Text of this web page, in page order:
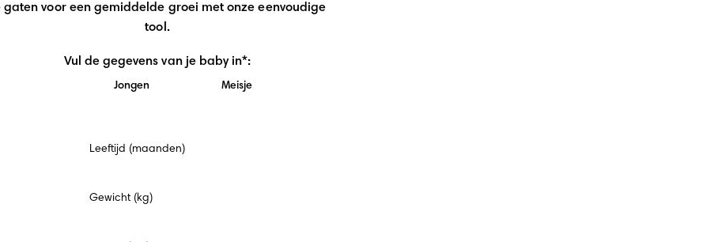
gaten voor een gemiddelde groei met onze eenvoudige
tool.
Vul de gegevens van je baby in*:
Jongen Meisje
veldLeeftijd (maanden)
Gewicht (kg)